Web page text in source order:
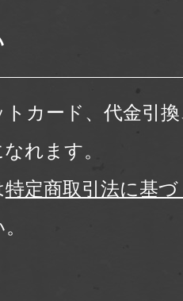
トカード、代金引
れます。
特定商取引法に基